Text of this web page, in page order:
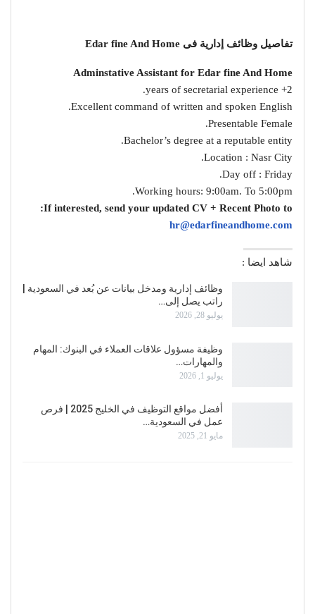
تفاصيل وظائف إدارية فى Edar fine And Home
Adminstative Assistant for Edar fine And Home
2+ years of secretarial experience.
Excellent command of written and spoken English.
Presentable Female.
Bachelor’s degree at a reputable entity.
Location : Nasr City.
Day off : Friday.
Working hours: 9:00am. To 5:00pm.
If interested, send your updated CV + Recent Photo to:
hr@edarfineandhome.com
شاهد ايضا :
وظائف إدارية ومدخل بيانات عن بُعد في السعودية |
راتب يصل إلى…
يوليو 28, 2026
وظيفة مسؤول علاقات العملاء في البنوك: المهام
والمهارات…
يوليو 1, 2026
أفضل مواقع التوظيف في الخليج 2025 | فرص
عمل في السعودية…
مايو 21, 2025